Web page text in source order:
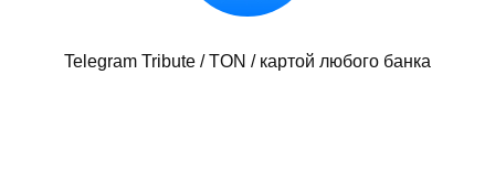
Telegram Tribute / TON / картой любого банка